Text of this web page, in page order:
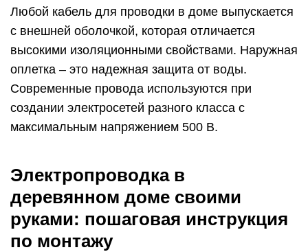
Любой кабель для проводки в доме выпускается
с внешней оболочкой, которая отличается
высокими изоляционными свойствами. Наружная
оплетка – это надежная защита от воды.
Современные провода используются при
создании электросетей разного класса с
максимальным напряжением 500 В.
Электропроводка в
деревянном доме своими
руками: пошаговая инструкция
по монтажу